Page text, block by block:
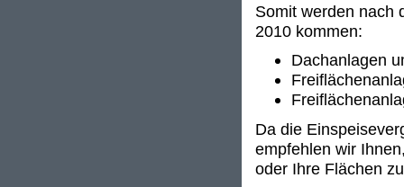
Somit werden nach
2010 kommen:
Dachanlagen
Da die
empfehlen wir
oder Ihre Flächen